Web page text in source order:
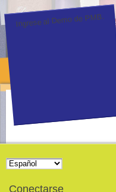
Ingrese al Demo de PMB.
Conectarse